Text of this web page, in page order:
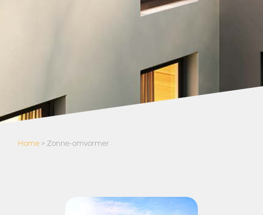
Home > Zonne-omvormer